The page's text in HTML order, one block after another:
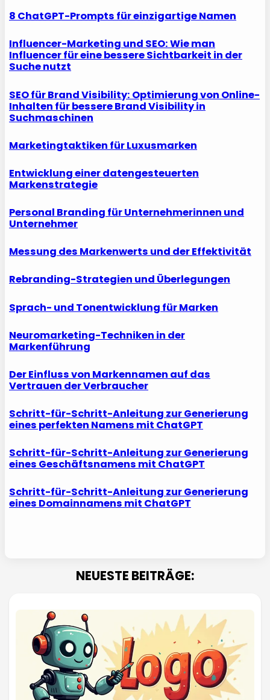
8 ChatGPT-Prompts für einzigartige Namen
Influencer-Marketing und SEO: Wie man
Influencer für eine bessere Sichtbarkeit in der
Suche nutzt
SEO für Brand Visibility: Optimierung von Online-
Inhalten für bessere Brand Visibility in
Suchmaschinen
Marketingtaktiken für Luxusmarken
Entwicklung einer datengesteuerten
Markenstrategie
Personal Branding für Unternehmerinnen und
Unternehmer
Messung des Markenwerts und der Effektivität
Rebranding-Strategien und Überlegungen
Sprach- und Tonentwicklung für Marken
Neuromarketing-Techniken in der
Markenführung
Der Einfluss von Markennamen auf das
Vertrauen der Verbraucher
Schritt-für-Schritt-Anleitung zur Generierung
eines perfekten Namens mit ChatGPT
Schritt-für-Schritt-Anleitung zur Generierung
eines Geschäftsnamens mit ChatGPT
Schritt-für-Schritt-Anleitung zur Generierung
eines Domainnamens mit ChatGPT
NEUESTE BEITRÄGE: